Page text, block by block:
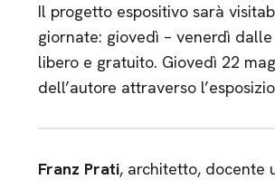
Il progetto espositivo sarà
giornate: giovedì – venerdì
libero e gratuito. Giovedì 22
dell’autore attraverso
Franz Prati, architetto, docente